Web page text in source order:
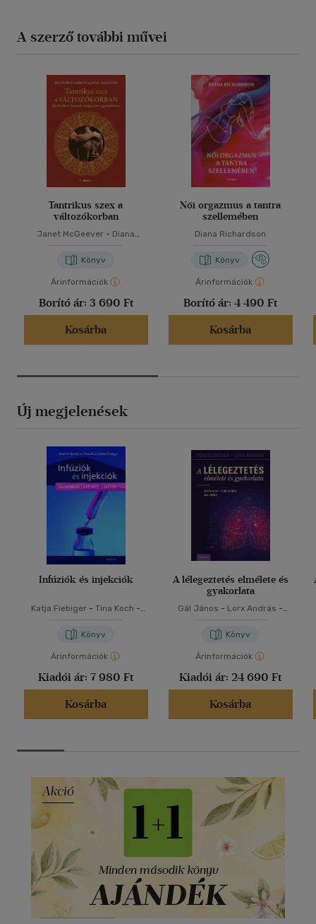
A szerző további művei
Tantrikus szex a
változókorban
Janet McGeever - Diana
Könyv
Árinformációk
Borító ár: 3 690 Ft
Kosárba
Női orgazmus a tantra
szellemében
Diana Richardson
Könyv
Árinformációk
Borító ár: 4 490 Ft
Kosárba
Új megjelenések
Infúziók és injekciók
Katja Fiebiger - Tina Koch -
Könyv
Árinformációk
Kiadói ár: 7 980 Ft
Kosárba
A lélegeztetés elmélete és
gyakorlata
Gál János - Lorx András -
Könyv
Árinformációk
Kiadói ár: 24 690 Ft
Kosárba